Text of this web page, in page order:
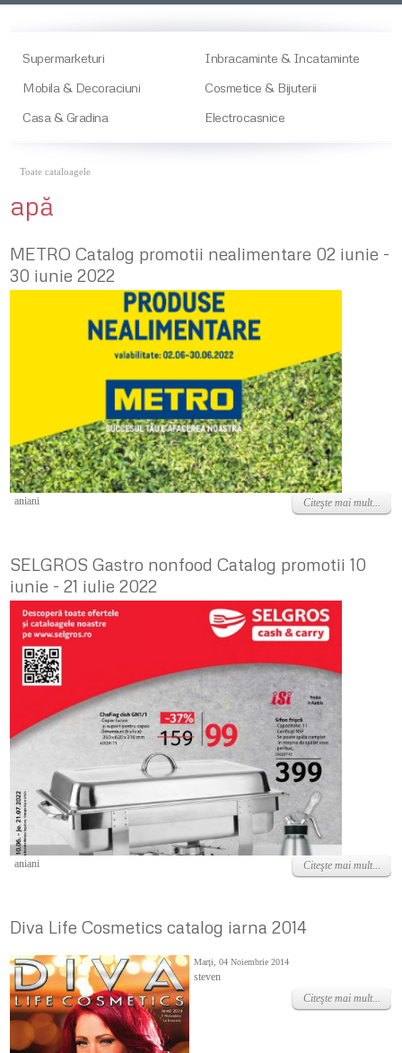
Supermarketuri
Inbracaminte & Incataminte
Mobila & Decoraciuni
Cosmetice & Bijuterii
Casa & Gradina
Electrocasnice
Toate cataloagele
apă
METRO Catalog promotii nealimentare 02 iunie -
30 iunie 2022
Vineri, 03 Iunie 2022
aniani Citeşte mai mult...
SELGROS Gastro nonfood Catalog promotii 10
iunie - 21 iulie 2022
Marţi, 14 Iunie 2022
aniani Citeşte mai mult...
Diva Life Cosmetics catalog iarna 2014
Marţi, 04 Noiembrie 2014
steven
Citeşte mai mult...